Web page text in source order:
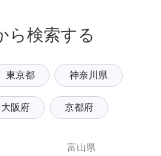
ら検索する
東京都 神奈川県
大阪府 京都府
富山県